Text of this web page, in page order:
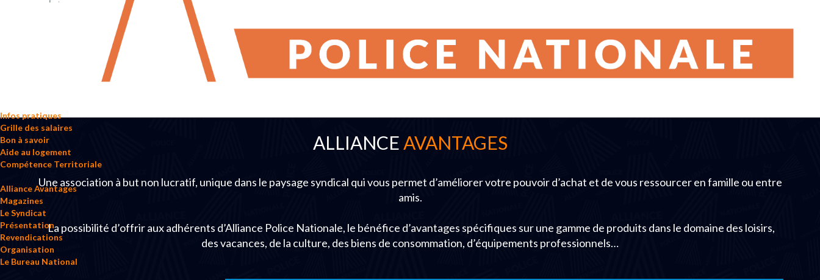
Infos pratiques
Grille des salaires
Bon à savoir
Aide au logement
Compétence Territoriale
Alliance Avantages
Magazines
Le Syndicat
Présentation
Revendications
Organisation
Le Bureau National
Se connecter
ALLIANCE AVANTAGES
Une association à but non lucratif, unique dans le paysage syndical qui vous permet d’améliorer votre pouvoir d’achat et de vous ressourcer en famille ou entre
amis.
La possibilité d’offrir aux adhérents d’Alliance Police Nationale, le bénéfice d’avantages spécifiques sur une gamme de produits dans le domaine des loisirs,
des vacances, de la culture, des biens de consommation, d’équipements professionnels…